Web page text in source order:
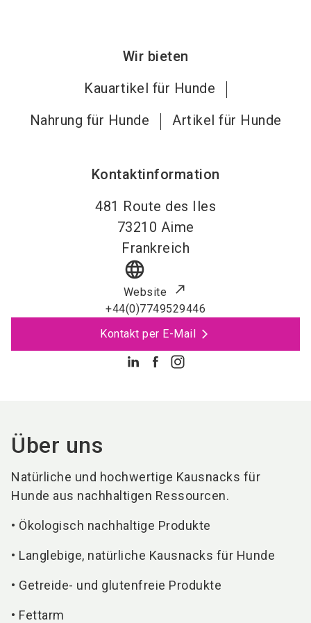
Wir bieten
Kauartikel für Hunde
Nahrung für Hunde
Artikel für Hunde
Kontaktinformation
481 Route des Iles
73210 Aime
Frankreich
language
Website
+44(0)7749529446
Kontakt per E-Mail
Über uns
Natürliche und hochwertige Kausnacks für
Hunde aus nachhaltigen Ressourcen.
• Ökologisch nachhaltige Produkte
• Langlebige, natürliche Kausnacks für Hunde
• Getreide- und glutenfreie Produkte
• Fettarm